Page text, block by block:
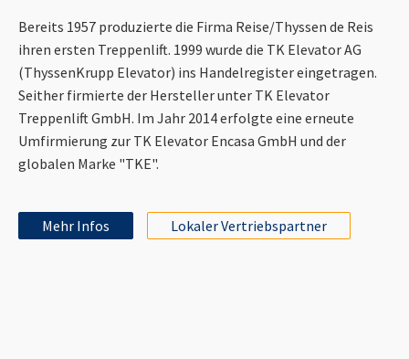
Bereits 1957 produzierte die Firma Reise/Thyssen de Reis
ihren ersten Treppenlift. 1999 wurde die TK Elevator AG
(ThyssenKrupp Elevator) ins Handelregister eingetragen.
Seither firmierte der Hersteller unter TK Elevator
Treppenlift GmbH. Im Jahr 2014 erfolgte eine erneute
Umfirmierung zur TK Elevator Encasa GmbH und der
globalen Marke "TKE".
Mehr Infos Lokaler Vertriebspartner